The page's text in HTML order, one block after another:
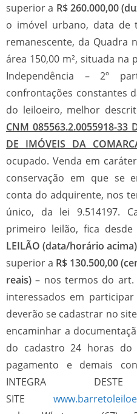
superior a R$ 260.000,00
o imóvel urbano, data de
remanescente, da Quadra
área 150,00 m², situada na
Independência – 2º
confrontações constantes
do leiloeiro, melhor
CNM 085563.2.0055918-33
DE IMÓVEIS DA
ocupado. Venda em caráter
conservação em que se
conta do adquirente, nos
único, da lei 9.514197.
primeiro leilão, fica
LEILÃO (data/horário acima)
superior a R$ 130.500,00
reais) – nos termos do art.
interessados em
deverão se cadastrar no site
encaminhar a
do cadastro 24 horas
pagamento e demais
INTEGRA
SITE